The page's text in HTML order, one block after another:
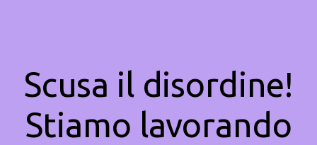
Scusa il disordine!
Stiamo lavorando